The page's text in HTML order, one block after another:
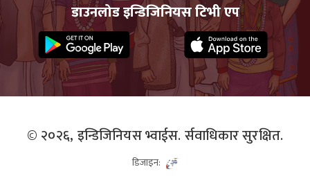
डाउनलोड इन्डिजिनियस टिभी एप
© २०२६, इन्डिजिनियस भ्वाईस. र्सवाधिकार सुरक्षित.
डिजाइन: